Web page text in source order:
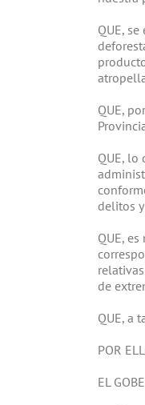
QUE,
QUE,
QUE, lo
delitos
QUE,
de
QUE, a
POR
EL